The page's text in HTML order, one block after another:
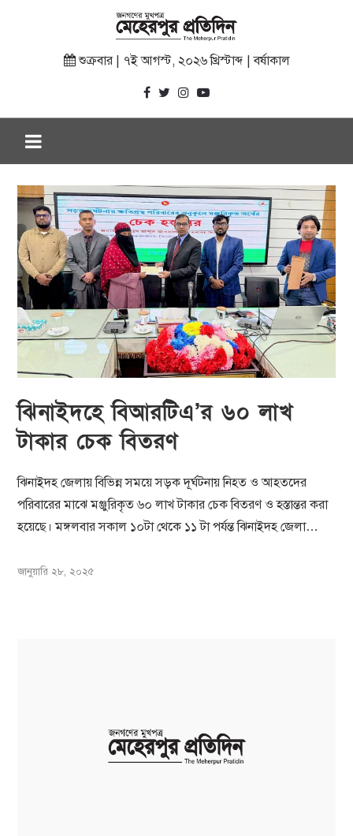
শুক্রবার | ৭ই আগস্ট, ২০২৬ খ্রিস্টাব্দ | বর্ষাকাল
ঝিনাইদহে বিআরটিএ’র ৬০ লাখ
টাকার চেক বিতরণ
ঝিনাইদহ জেলায় বিভিন্ন সময়ে সড়ক দূর্ঘটনায় নিহত ও আহতদের
পরিবারের মাঝে মঞ্জুরিকৃত ৬০ লাখ টাকার চেক বিতরণ ও হস্তান্তর করা
হয়েছে। মঙ্গলবার সকাল ১০টা থেকে ১১ টা পর্যন্ত ঝিনাইদহ জেলা…
জানুয়ারি ২৮, ২০২৫